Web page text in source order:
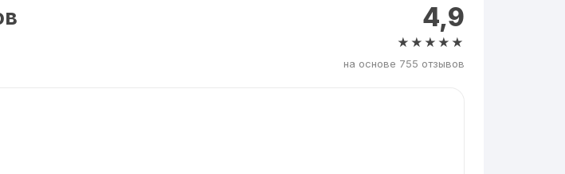
4,9
★★★★★
на основе 755 отзывов